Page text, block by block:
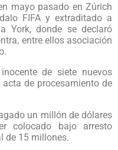
mayo pasado en Zúrich
FIFA y extraditado a
York, donde se declaró
entre ellos asociación
de siete nuevos
de procesamiento de
un millón de dólares
colocado bajo arresto
de 15 millones.